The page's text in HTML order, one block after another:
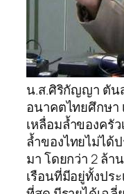
น.ส.ศิริกัญญา ตัน
อนาคตไทยศึกษา
เหลื่อมล้ำของครั
ล้ำของไทยไม่ได้
มา โดยกว่า 2 ล้า
เรือนที่มีอยู่ทั้งปร